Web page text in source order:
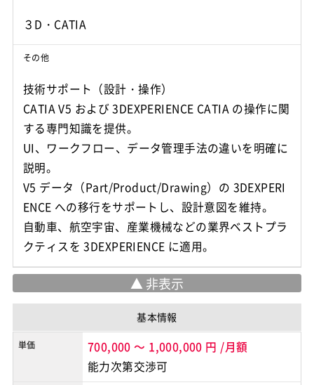
３D・CATIA
その他
技術サポート（設計・操作）
CATIA V5 および 3DEXPERIENCE CATIA の操作に関
する専門知識を提供。
UI、ワークフロー、データ管理手法の違いを明確に
説明。
V5 データ（Part/Product/Drawing）の 3DEXPERI
ENCE への移行をサポートし、設計意図を維持。
自動車、航空宇宙、産業機械などの業界ベストプラ
クティスを 3DEXPERIENCE に適用。
基本情報
単価 700,000 ～ 1,000,000 円 /月額
能力次第交渉可